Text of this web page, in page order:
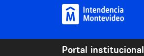
Pasar al contenido principal
Portal institucional